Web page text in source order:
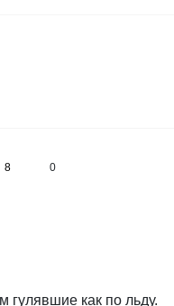
8 0
гулявшие как по льду.